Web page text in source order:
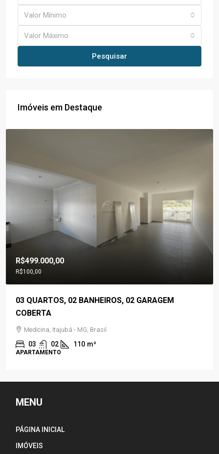
Valor Mínimo
Valor Máximo
Pesquisar
Imóveis em Destaque
02 GARAGEM
Brasil
m²
03 QUARTOS, 02
MENU
PÁGINA INICIAL
IMÓVEIS